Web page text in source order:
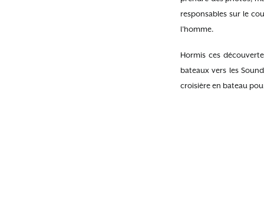
responsables sur le
l’homme.
Hormis ces
bateaux vers les
croisière en bateau